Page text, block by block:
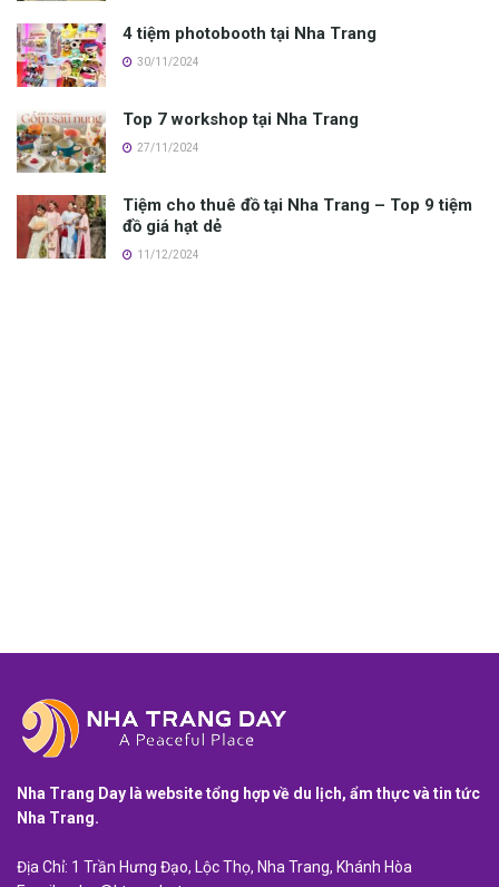
4 tiệm photobooth tại Nha Trang
30/11/2024
Top 7 workshop tại Nha Trang
27/11/2024
Tiệm cho thuê đồ tại Nha Trang – Top 9 tiệm
đồ giá hạt dẻ
11/12/2024
Nha Trang Day là website tổng hợp về du lịch, ẩm thực và tin tức
Nha Trang.
Địa Chỉ: 1 Trần Hưng Đạo, Lộc Thọ, Nha Trang, Khánh Hòa